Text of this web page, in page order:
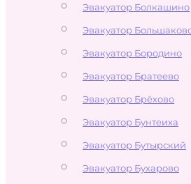
Эвакуатор Болкашино
Эвакуатор
Эвакуатор Бородино
Эвакуатор Братеево
Эвакуатор Брёхово
Эвакуатор Бунтеиха
Эвакуатор Бутырский
Эвакуатор Бухарово